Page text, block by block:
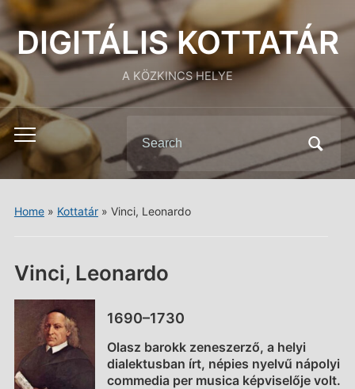
DIGITÁLIS KOTTATÁR
A KÖZKINCS HELYE
Toggle
mobile
menu
for:
Home» Kottatár» Vinci, Leonardo
Vinci, Leonardo
1690–1730
Olasz barokk zeneszerző, a helyi
dialektusban írt, népies nyelvű nápolyi
commedia per musica képviselője volt.